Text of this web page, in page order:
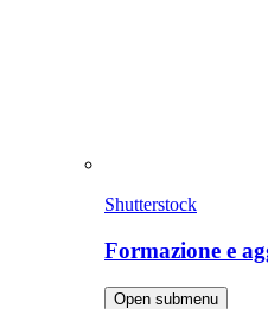
Shutterstock
Formazione e
Open submenu